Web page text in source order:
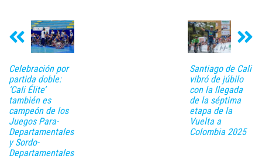
Celebración por
partida doble:
‘Cali Élite’
también es
campeón de los
Juegos Para-
Departamentales
y Sordo-
Departamentales
Santiago de Cali
vibró de júbilo
con la llegada
de la séptima
etapa de la
Vuelta a
Colombia 2025